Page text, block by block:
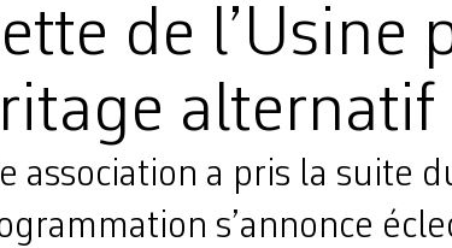
de l’Usine
alternatif
association a pris la suite
s’annonce